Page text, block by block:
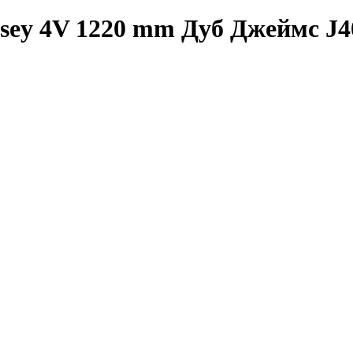
4V 1220 mm Дуб Джеймс